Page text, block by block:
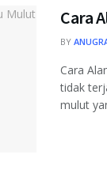
Cara
BY
Cara
tidak
mulut